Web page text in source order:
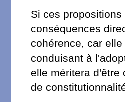
Si ces
conséquences
cohérence, car
conduisant à
elle méritera d'être
de